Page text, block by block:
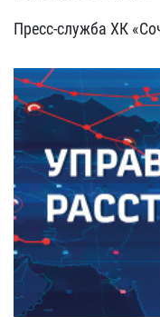
Пресс-служба ХК